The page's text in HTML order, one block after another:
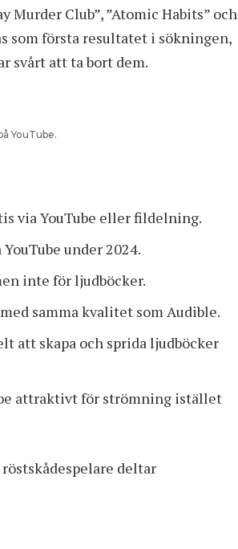
Murder Club”, ”Atomic Habits” och
som första resultatet i sökningen,
svårt att ta bort dem.
YouTube.
via YouTube eller fildelning.
under 2024.
inte för ljudböcker.
samma kvalitet som Audible.
att skapa och sprida ljudböcker
attraktivt för strömning istället
deltar